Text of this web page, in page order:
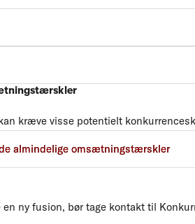
kræve visse potentielt
almindelige omsætningstærskler
ny fusion, bør tage kontakt til